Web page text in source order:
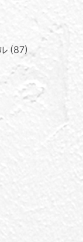
87